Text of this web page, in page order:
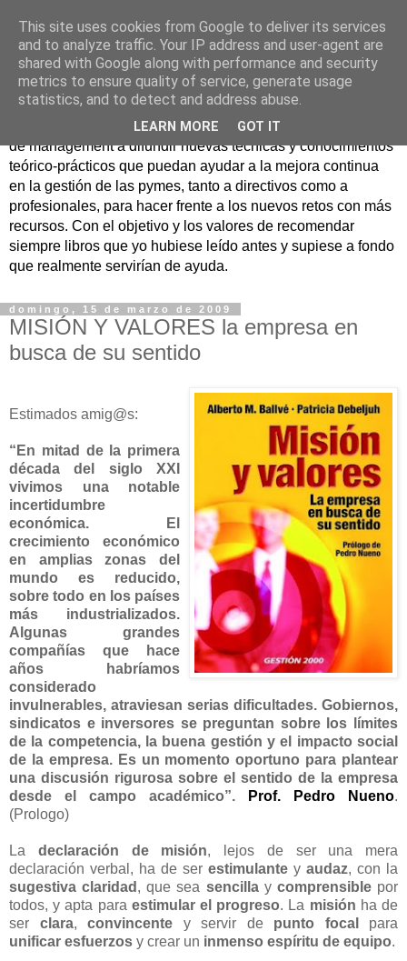
Nuevo Viernes - Nuevo
Libro
Nace con la misión de ayudar mediante la lectura de libros
de management a difundir nuevas técnicas y conocimientos
teórico-prácticos que puedan ayudar a la mejora continua
en la gestión de las pymes, tanto a directivos como a
profesionales, para hacer frente a los nuevos retos con más
recursos. Con el objetivo y los valores de recomendar
siempre libros que yo hubiese leído antes y supiese a fondo
que realmente servirían de ayuda.
domingo, 15 de marzo de 2009
MISIÓN Y VALORES la empresa en
busca de su sentido
Estimados amig@s:
“En mitad de la primera
década del siglo XXI
vivimos una notable
incertidumbre
económica. El
crecimiento económico
en amplias zonas del
mundo es reducido,
sobre todo en los países
más industrializados.
Algunas grandes
compañías que hace
años habríamos
considerado
invulnerables, atraviesan serias dificultades. Gobiernos,
sindicatos e inversores se preguntan sobre los límites
de la competencia, la buena gestión y el impacto social
de la empresa. Es un momento oportuno para plantear
una discusión rigurosa sobre el sentido de la empresa
desde el campo académico”.
Prof. Pedro Nueno.
(Prologo)
La declaración de misión, lejos de ser una mera
declaración verbal, ha de ser estimulante y audaz, con la
sugestiva claridad , que sea sencillay comprensiblepor
todos, y apta para estimular el progreso. La misión ha de
ser clara, convincente y servir de punto focal
para
unificar esfuerzos y crear un inmenso espíritu de equipo.
This site uses cookies from Google to deliver its services
and to analyze traffic. Your IP address and user-agent are
shared with Google along with performance and security
metrics to ensure quality of service, generate usage
statistics, and to detect and address abuse.
LEARN MORE GOT IT